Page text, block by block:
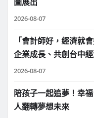
2026-08-07
「會計師好，經濟就
企業成長、共創台中
2026-08-07
陪孩子一起追夢！幸
人翻轉夢想未來